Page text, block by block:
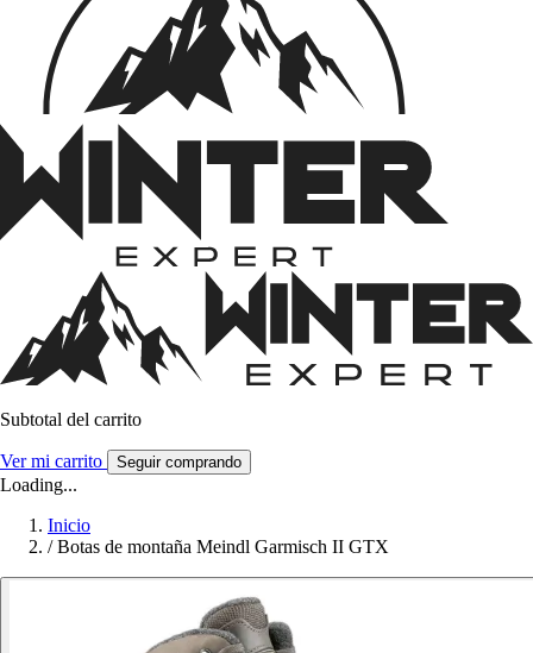
Subtotal del carrito
Ver mi carrito Seguir comprando
Loading...
Inicio
/ Botas de montaña Meindl Garmisch II GTX